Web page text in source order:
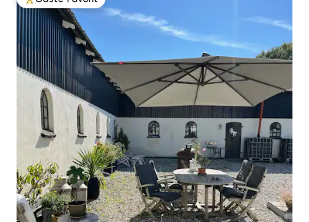
Beliebter Gäste-Favorit.